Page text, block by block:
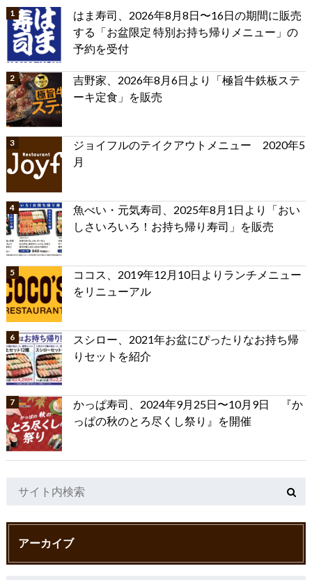
はま寿司、2026年8月8日〜16日の期間に販売
する「お盆限定 特別お持ち帰りメニュー」の
予約を受付
吉野家、2026年8月6日より「極旨牛鉄板ステ
ーキ定食」を販売
ジョイフルのテイクアウトメニュー 2020年5
月
魚べい・元気寿司、2025年8月1日より「おい
しさいろいろ！お持ち帰り寿司」を販売
ココス、2019年12月10日よりランチメニュー
をリニューアル
スシロー、2021年お盆にぴったりなお持ち帰
りセットを紹介
かっぱ寿司、2024年9月25日〜10月9日 『か
っぱの秋のとろ尽くし祭り』を開催
アーカイブ